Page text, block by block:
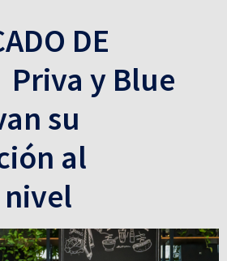
DE
Priva y Blue
su
al